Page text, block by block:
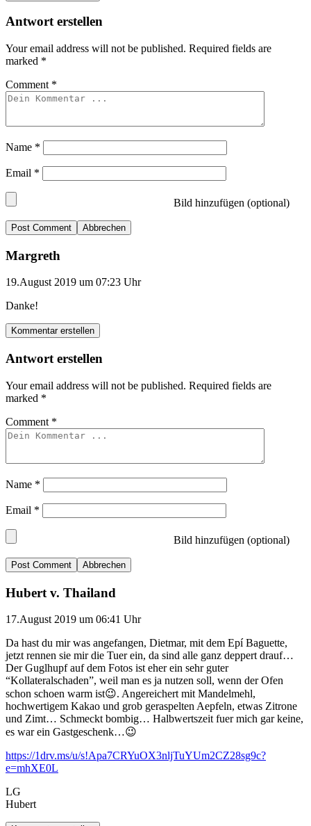
Antwort erstellen
Your email address will not be published. Required fields are
marked *
Comment *
Name *
Email *
Bild hinzufügen (optional)
Abbrechen
Margreth
19.August 2019 um 07:23 Uhr
Danke!
Kommentar erstellen
Antwort erstellen
Your email address will not be published. Required fields are
marked *
Comment *
Name *
Email *
Bild hinzufügen (optional)
Abbrechen
Hubert v. Thailand
17.August 2019 um 06:41 Uhr
Da hast du mir was angefangen, Dietmar, mit dem Epí Baguette,
jetzt rennen sie mir die Tuer ein, da sind alle ganz deppert drauf…
Der Guglhupf auf dem Fotos ist eher ein sehr guter
“Kollateralschaden”, weil man es ja nutzen soll, wenn der Ofen
schon schoen warm ist😉. Angereichert mit Mandelmehl,
hochwertigem Kakao und grob geraspelten Aepfeln, etwas Zitrone
und Zimt… Schmeckt bombig… Halbwertszeit fuer mich gar keine,
es war ein Gastgeschenk…😉
https://1drv.ms/u/s!Apa7CRYuOX3nljTuYUm2CZ28sg9c?
e=mhXE0L
LG
Hubert